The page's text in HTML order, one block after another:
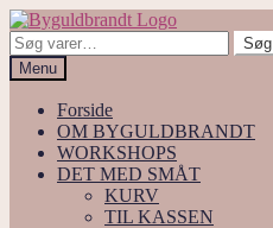
Spring
til
navigation
Spring
til
indhold
Søg
efter:
Søg
Menu
Forside
OM BYGULDBRANDT
WORKSHOPS
DET MED SMÅT
KURV
TIL KASSEN